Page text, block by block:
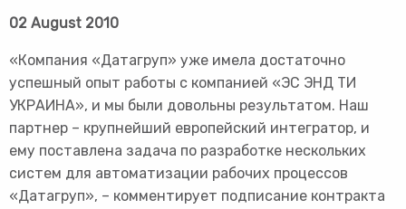
02 August 2010
«Компания «Датагруп» уже имела достаточно
успешный опыт работы с компанией «ЭС ЭНД ТИ
УКРАИНА», и мы были довольны результатом. Наш
партнер – крупнейший европейский интегратор, и
ему поставлена задача по разработке нескольких
систем для автоматизации рабочих процессов
«Датагруп», – комментирует подписание контракта